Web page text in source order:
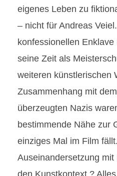
eigenes Leben zu
– nicht für Andreas
konfessionellen
seine Zeit als
weiteren künstlerischen
Zusammenhang mit
überzeugten Nazis
bestimmende Nähe zur
einziges Mal im Film
Auseinandersetzung